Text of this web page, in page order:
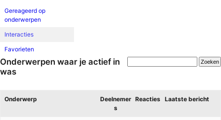
Gereageerd op
onderwerpen
Interacties
Favorieten
Onderwerpen waar je actief in
was
Onderwerp
Deelnemer
s
Reacties Laatste bericht